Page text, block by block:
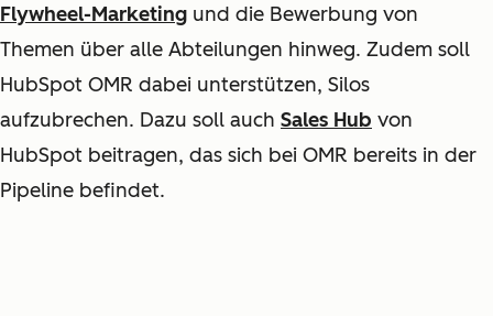
Flywheel-Marketing und die Bewerbung von
Themen über alle Abteilungen hinweg. Zudem soll
HubSpot OMR dabei unterstützen, Silos
aufzubrechen. Dazu soll auch Sales Hub von
HubSpot beitragen, das sich bei OMR bereits in der
Pipeline befindet.